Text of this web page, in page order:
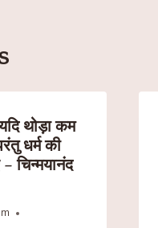
थोड़ा कम
धर्म की
– चिन्मयानंद